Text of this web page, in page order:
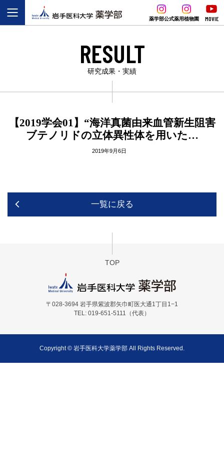
薬学部公式薬用植物園 MOVIE
RESULT
研究成果・実績
【2019学会01】“海洋真菌由来血管新生阻害
ブテノリドの立体異性体を用いた…
2019年9月6日
一覧に戻る
TOP
〒028-3694 岩手県紫波郡矢巾町医大通1丁目1−1
TEL: 019-651-5111（代表）
Copyright © 岩手医科大学薬学部 All Rights Reserved.